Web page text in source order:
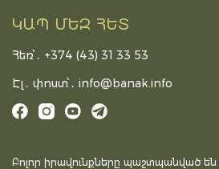
ԿԱՊ ՄԵԶ ՀԵՏ
Հեռ՝․ +374 (43) 31 33 53
Էլ․ փոստ՝․ info@banak.info
Բոլոր իրավունքները պաշտպանված են